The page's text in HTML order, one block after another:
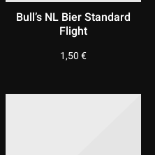
Bull’s NL Bier Standard
Flight
1,50€